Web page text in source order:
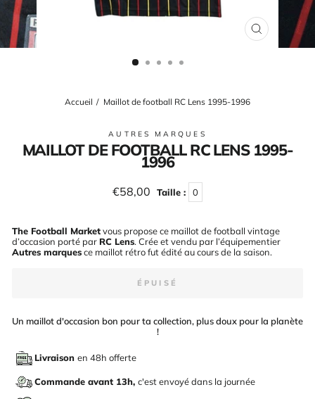
FERMER
(ESC)
Accueil / Maillot de football RC Lens 1995-1996
AUTRES MARQUES
MAILLOT DE FOOTBALL RC LENS 1995-
1996
Prix
régulier
€58,00 Taille : 0
The Football Marketvous propose ce maillot de football vintage
d’occasion porté par RC Lens. Crée et vendu par l’équipementier
Autres marquesce maillot rétro fut édité au cours de la saison.
ÉPUISÉ
Un maillot d'occasion bon pour ta collection, plus doux pour la planète
!
Livraison en 48h offerte
Commande avant 13h, c'est envoyé dans la journée